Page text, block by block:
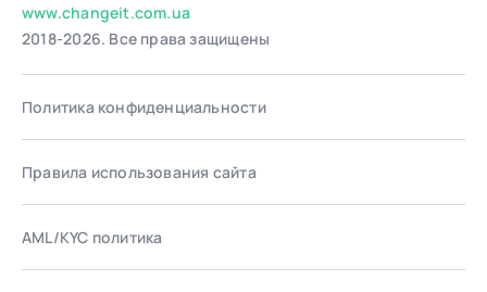
www.changeit.com.ua
2018-2026. Все права защищены
Политика конфиденциальности
Правила использования сайта
AML/KYC политика